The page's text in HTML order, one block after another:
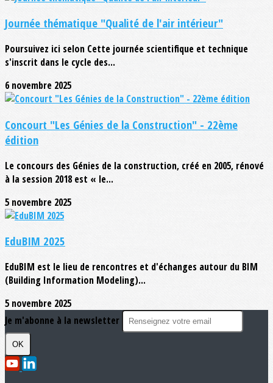
Journée thématique "Qualité de l'air intérieur"
Poursuivez ici selon Cette journée scientifique et technique
s'inscrit dans le cycle des...
6 novembre 2025
Concourt "Les Génies de la Construction" - 22ème
édition
Le concours des Génies de la construction, créé en 2005, rénové
à la session 2018 est « le...
5 novembre 2025
EduBIM 2025
EduBIM est le lieu de rencontres et d'échanges autour du BIM
(Building Information Modeling)...
5 novembre 2025
Je m'abonne à la newsletter
OK